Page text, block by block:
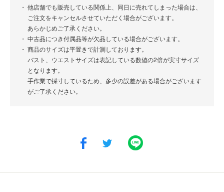
他店舗でも販売している関係上、同日に売れてしまった場合は、
ご注文をキャンセルさせていただく場合がございます。
あらかじめご了承ください。
中古品につき付属品等が欠品している場合がございます。
商品のサイズは平置きで計測しております。
バスト、ウエストサイズは表記している数値の2倍が実寸サイズ
となります。
手作業で採寸しているため、多少の誤差がある場合がございます
がご了承ください。